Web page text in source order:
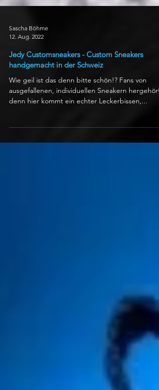
Sascha Böhme
12. Aug. 2022
Jedy Customsneakers - Custom Sneakers
handgemacht in der Schweiz
Wie geil ist das denn bitte schön!? Fans von